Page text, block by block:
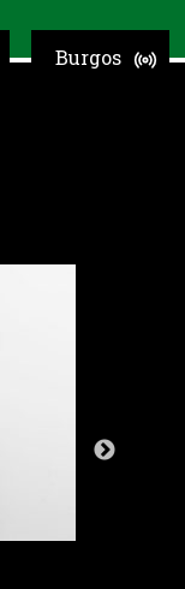
Burgos